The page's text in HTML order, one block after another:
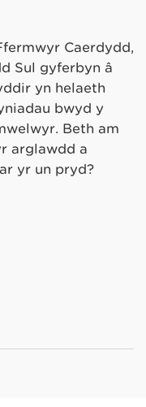
Caerdydd,
Sul gyferbyn â
yn helaeth
bwyd y
Beth am
arglawdd a
yr un pryd?